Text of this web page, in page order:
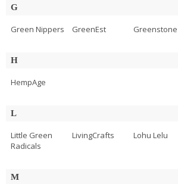
G
Green Nippers GreenEst Greenstone
H
HempAge
L
Little Green
Radicals
LivingCrafts Lohu Lelu
M